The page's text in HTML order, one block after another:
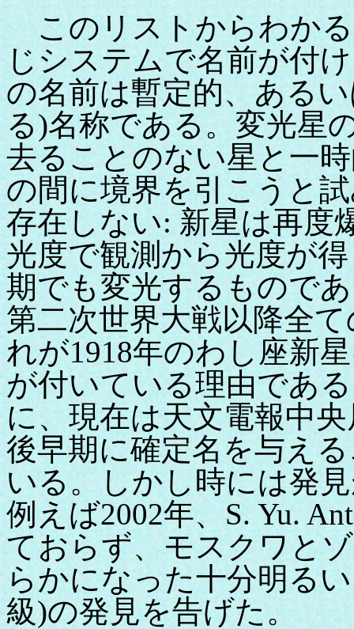
このリストからわかる
じシステムで名前が付
の名前は暫定的、ある
る)名称である。変光星
去ることのない星と一
の間に境界を引こうと
存在しない: 新星は再度
光度で観測から光度が
期でも変光するもので
第二次世界大戦以降全
れが1918年のわし座新
が付いている理由であ
に、現在は天文電報中
後早期に確定名を与え
いる。しかし時には発
例えば2002年、S. Yu.
ておらず、モスクワと
らかになった十分明る
級)の発見を告げた。